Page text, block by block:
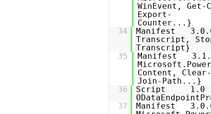
WinEvent, Get-
Export-
34
Manifest
Transcript,
35
Manifest
Content,
36
Script 1.0
37
Manifest